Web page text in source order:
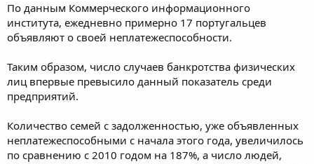
По данным Коммерческого информационного
института, ежедневно примерно 17 португальцев
объявляют о своей неплатежеспособности.
Таким образом, число случаев банкротства физических
лиц впервые превысило данный показатель среди
предприятий.
Количество семей с задолженностью, уже объявленных
неплатежеспособными с начала этого года, увеличилось
по сравнению с 2010 годом на 187%, а число людей,